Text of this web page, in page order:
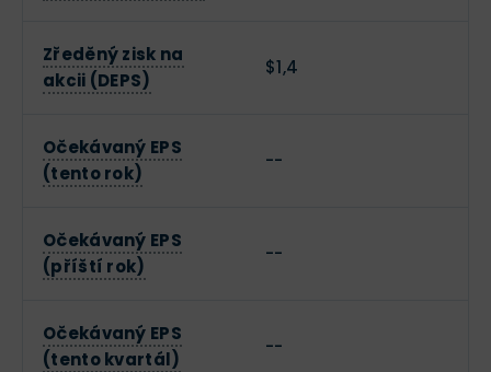
Zředěný zisk na
akcii (DEPS)
$1,4
Očekávaný EPS
(tento rok)
--
Očekávaný EPS
(příští rok)
--
Očekávaný EPS
(tento kvartál)
--